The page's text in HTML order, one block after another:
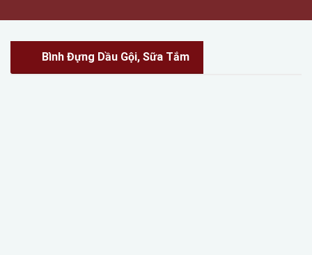
Bình Đựng Dầu Gội, Sữa Tắm